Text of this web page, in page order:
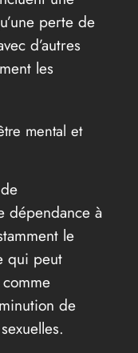
perte de
d’autres
les
mental et
dépendance à
le
qui peut
de